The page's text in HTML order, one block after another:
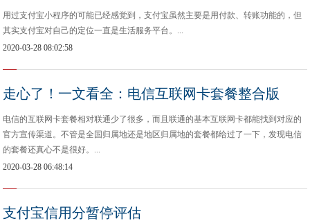
用过支付宝小程序的可能已经感觉到，支付宝虽然主要是用付款、转账功能的，但
其实支付宝对自己的定位一直是生活服务平台。...
2020-03-28 08:02:58
走心了！一文看全：电信互联网卡套餐整合版
电信的互联网卡套餐相对联通少了很多，而且联通的基本互联网卡都能找到对应的
官方宣传渠道。不管是全国归属地还是地区归属地的套餐都给过了一下，发现电信
的套餐还真心不是很好。...
2020-03-28 06:48:14
支付宝信用分暂停评估